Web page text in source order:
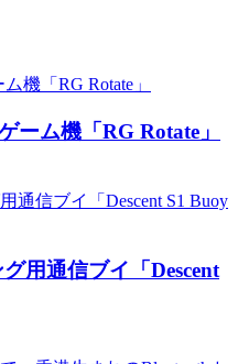
ーム機「RG Rotate」
用通信ブイ「Descent